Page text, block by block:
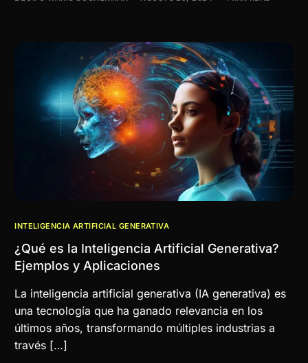
INTELIGENCIA ARTIFICIAL GENERATIVA
¿Qué es la Inteligencia Artificial Generativa?
Ejemplos y Aplicaciones
La inteligencia artificial generativa (IA generativa) es
una tecnología que ha ganado relevancia en los
últimos años, transformando múltiples industrias a
través […]